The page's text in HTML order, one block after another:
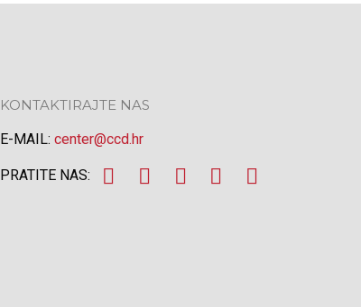
KONTAKTIRAJTE NAS
E-MAIL: center@ccd.hr
PRATITE NAS: